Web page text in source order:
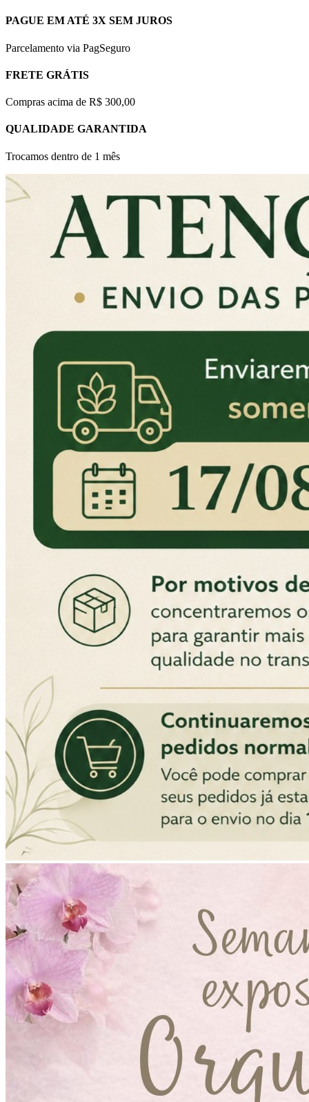
PAGUE EM ATÉ 3X SEM JUROS
Parcelamento via PagSeguro
FRETE GRÁTIS
Compras acima de R$ 300,00
QUALIDADE GARANTIDA
Trocamos dentro de 1 mês